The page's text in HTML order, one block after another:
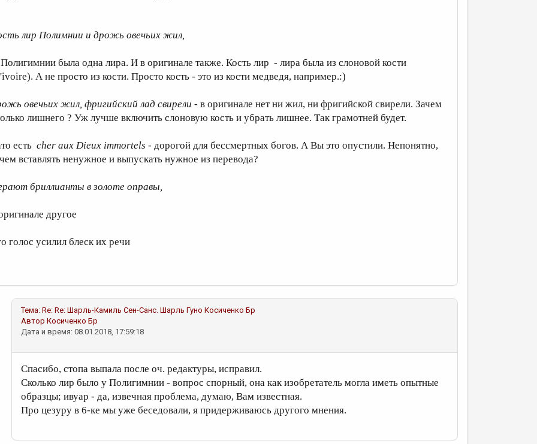
лир Полимнии и дрожь овечьих жил,
была одна лира. И в оригинале также. Кость лир - лира была из слоновой кости
А не просто из кости. Просто кость - это из кости медведя, например.:)
овечьих жил, фригийский лад свирели - в оригинале нет ни жил, ни фригийской свирели. Зачем
лишнего ? Уж лучше включить слоновую кость и убрать лишнее. Так грамотней будет.
есть cher aux Dieux immortels - дорогой для бессмертных богов. А Вы это опустили. Непонятно,
вставлять ненужное и выпускать нужное из перевода?
бриллианты в золоте оправы,
другое
голос усилил блеск их речи
Тема: Re: Re: Шарль-Камиль Сен-Санс. Шарль Гуно Косиченко Бр
Автор Косиченко Бр
Дата и время: 08.01.2018, 17:59:18
Спасибо, стопа выпала после оч. редактуры, исправил.
Сколько лир было у Полигимнии - вопрос спорный, она как изобретатель могла иметь опытные
образцы; ивуар - да, извечная проблема, думаю, Вам известная.
Про цезуру в 6-ке мы уже беседовали, я придерживаюсь другого мнения.